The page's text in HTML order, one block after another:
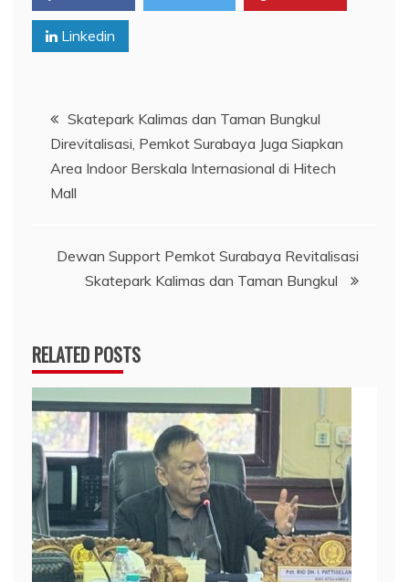
Linkedin
Navigasi
pos
Skatepark Kalimas dan Taman Bungkul
Direvitalisasi, Pemkot Surabaya Juga Siapkan
Area Indoor Berskala Internasional di Hitech
Mall
Dewan Support Pemkot Surabaya Revitalisasi
Skatepark Kalimas dan Taman Bungkul
RELATED POSTS